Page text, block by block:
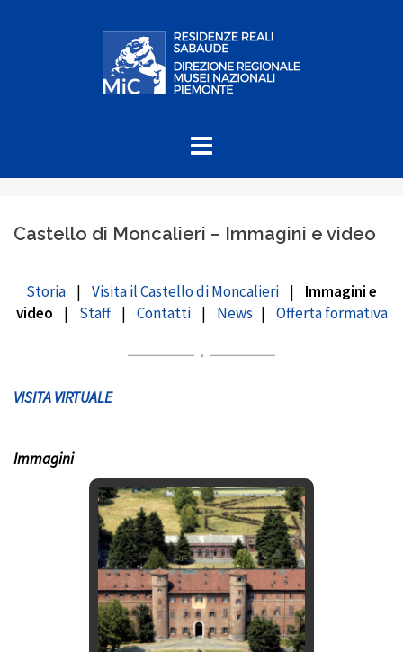
Castello di Moncalieri – Immagini e video
Storia | Visita il Castello di Moncalieri | Immagini e
video | Staff| Contatti| News | Offerta formativa
VISITA VIRTUALE
Immagini